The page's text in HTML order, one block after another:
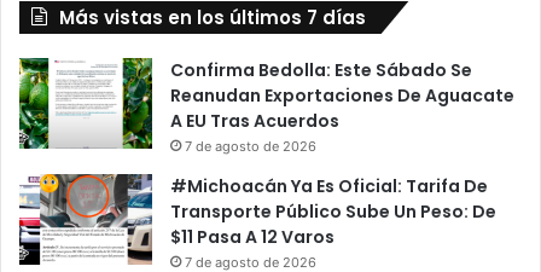
Más vistas en los últimos 7 días
Confirma Bedolla: Este Sábado Se
Reanudan Exportaciones De Aguacate
A EU Tras Acuerdos
7 de agosto de 2026
#Michoacán Ya Es Oficial: Tarifa De
Transporte Público Sube Un Peso: De
$11 Pasa A 12 Varos
7 de agosto de 2026